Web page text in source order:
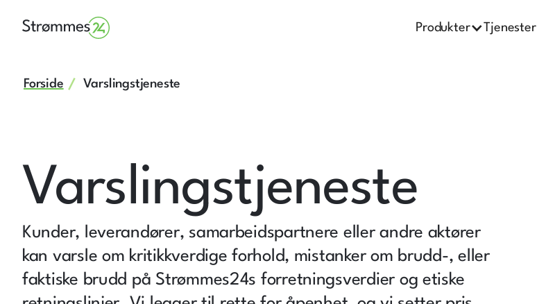
Produkter Tjenester
Forside Varslingstjeneste
Varslingstjeneste
Kunder, leverandører, samarbeidspartnere eller andre aktører
kan varsle om kritikkverdige forhold, mistanker om brudd-, eller
faktiske brudd på Strømmes24s forretningsverdier og etiske